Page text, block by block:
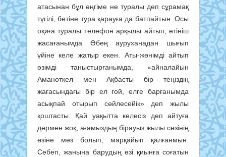
атасынан бұл әңгіме не туралы деп сұрамақ
түгілі, бетіне тура қарауға да батпайтын. Осы
оқиға туралы телефон арқылы айтып, өтініш
жасағанымда Әбең ауруханадан шығып
үйіне келе жатыр екен. Аты-жөнімді айтып
өзімді таныстырғанымда, «айналайын
Аманөткел мен Ақбасты бір теңіздің
жағасындағы бір ел ғой, елге барғанымда
асықпай отырып сөйлесейік» деп жылы
қоштасты. Қай уақытта келесіз деп айтуға
дәрмен жоқ, ағамыздың бірауыз жылы сөзінің
өзіне мәз болып, марқайып қалғанмын.
Себеп, жанына барудың өзі қиынға соғатын